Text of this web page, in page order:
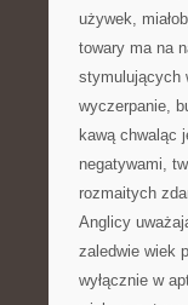
używek,
towary ma na
stymulujących
wyczerpanie,
kawą chwaląc
negatywami,
rozmaitych
Anglicy
zaledwie wiek
wyłącznie w